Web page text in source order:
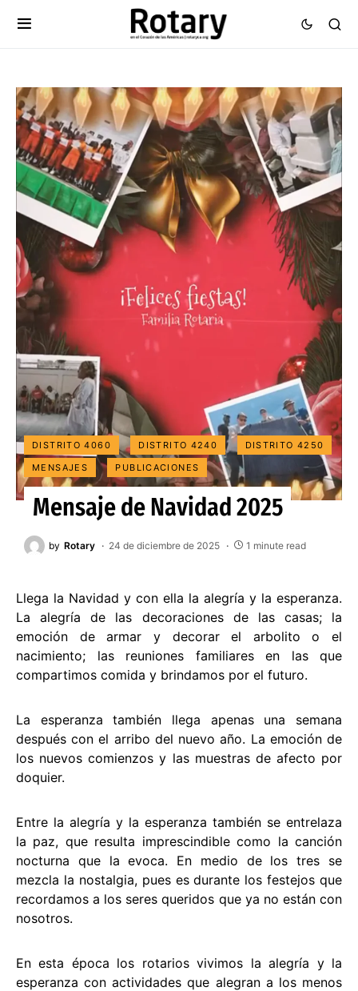
DISTRITO 4060 DISTRITO 4240
DISTRITO 4250
MENSAJES
PUBLICACIONES
Mensaje de Navidad 2025
by Rotary 24 de diciembre de 2025 1 minute read
Llega la Navidad y con ella la alegría y la esperanza.
La alegría de las decoraciones de las casas; la
emoción de armar y decorar el arbolito o el
nacimiento; las reuniones familiares en las que
compartimos comida y brindamos por el futuro.
La esperanza también llega apenas una semana
después con el arribo del nuevo año. La emoción de
los nuevos comienzos y las muestras de afecto por
doquier.
Entre la alegría y la esperanza también se entrelaza
la paz, que resulta imprescindible como la canción
nocturna que la evoca. En medio de los tres se
mezcla la nostalgia, pues es durante los festejos que
recordamos a los seres queridos que ya no están con
nosotros.
En esta época los rotarios vivimos la alegría y la
esperanza con actividades que alegran a los menos